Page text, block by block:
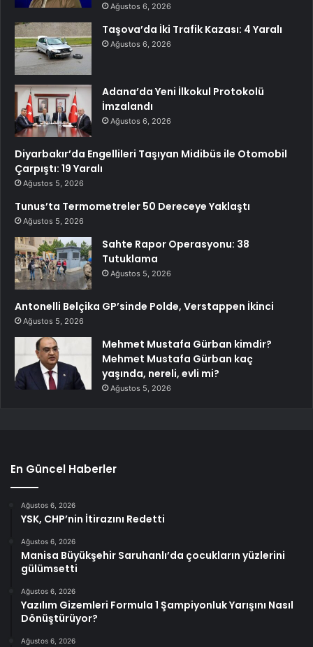
Ağustos 6, 2026
Taşova’da İki Trafik Kazası: 4 Yaralı
Ağustos 6, 2026
Adana’da Yeni İlkokul Protokolü
İmzalandı
Ağustos 6, 2026
Diyarbakır’da Engellileri Taşıyan Midibüs ile Otomobil
Çarpıştı: 19 Yaralı
Ağustos 5, 2026
Tunus’ta Termometreler 50 Dereceye Yaklaştı
Ağustos 5, 2026
Sahte Rapor Operasyonu: 38
Tutuklama
Ağustos 5, 2026
Antonelli Belçika GP’sinde Polde, Verstappen İkinci
Ağustos 5, 2026
Mehmet Mustafa Gürban kimdir?
Mehmet Mustafa Gürban kaç
yaşında, nereli, evli mi?
Ağustos 5, 2026
En Güncel Haberler
Ağustos 6, 2026
YSK, CHP’nin İtirazını Redetti
Ağustos 6, 2026
Manisa Büyükşehir Saruhanlı’da çocukların yüzlerini
gülümsetti
Ağustos 6, 2026
Yazılım Gizemleri Formula 1 Şampiyonluk Yarışını Nasıl
Dönüştürüyor?
Ağustos 6, 2026